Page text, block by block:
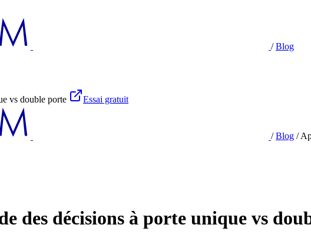
/ Blog
vs double porte Essai gratuit
/ Blog /
des décisions à porte unique vs